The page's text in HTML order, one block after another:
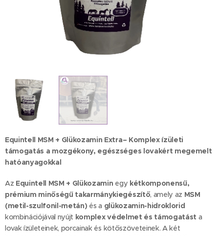
Equintell MSM + Glükozamin Extra– Komplex ízületi
támogatás a mozgékony, egészséges lovakért megemelt
hatóanyagokkal
Az Equintell MSM + Glükozamin egy kétkomponensű,
prémium minőségű takarmánykiegészítő, amely az MSM
(metil-szulfonil-metán) és a glükozamin-hidroklorid
kombinációjával nyújt komplex védelmet és támogatást a
lovak ízületeinek, porcainak és kötőszöveteinek. A két